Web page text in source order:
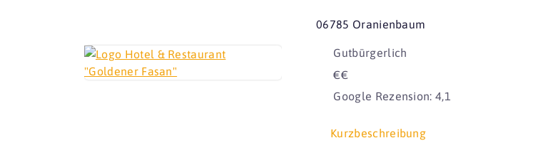
06785 Oranienbaum
Gutbürgerlich
€€
Google Rezension: 4,1
Kurzbeschreibung